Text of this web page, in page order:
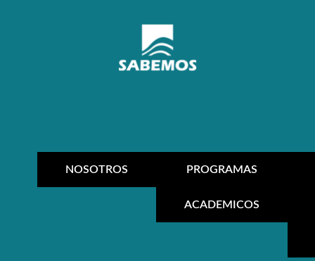
NOSOTROS PROGRAMAS
ACADEMICOS